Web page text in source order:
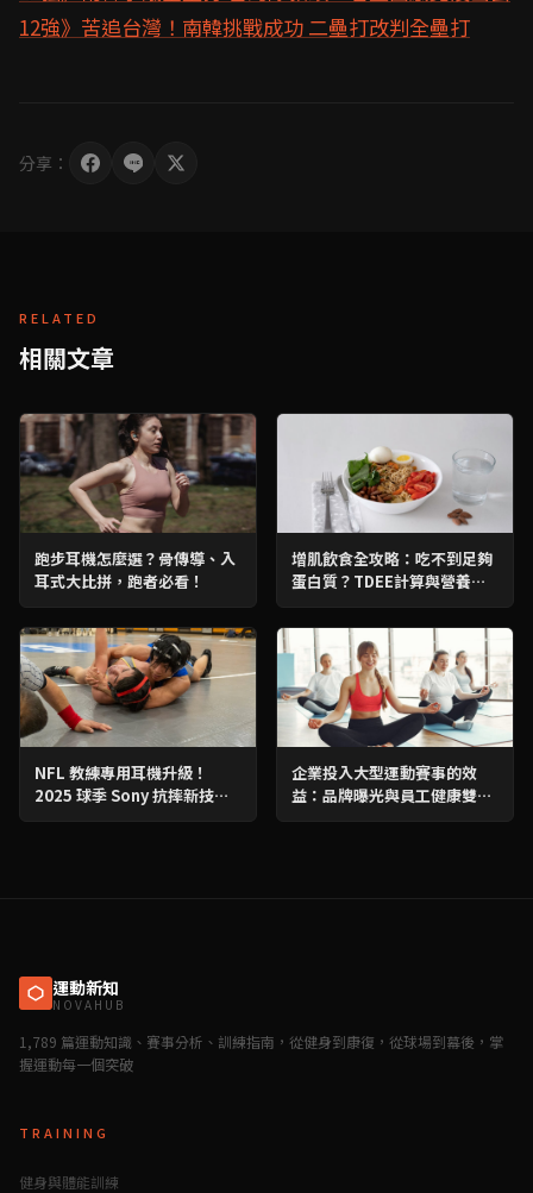
12強》苦追台灣！南韓挑戰成功 二壘打改判全壘打
分享：
RELATED
相關文章
跑步耳機怎麼選？骨傳導、入
耳式大比拼，跑者必看！
增肌飲食全攻略：吃不到足夠
蛋白質？TDEE計算與營養素
分配全解析！
NFL 教練專用耳機升級！
2025 球季 Sony 抗摔新技術
耳機 帶來高效溝通
企業投入大型運動賽事的效
益：品牌曝光與員工健康雙贏
——策略解析
運動新知
NOVAHUB
1,789 篇運動知識、賽事分析、訓練指南，從健身到康復，從球場到幕後，掌
握運動每一個突破
TRAINING
健身與體能訓練